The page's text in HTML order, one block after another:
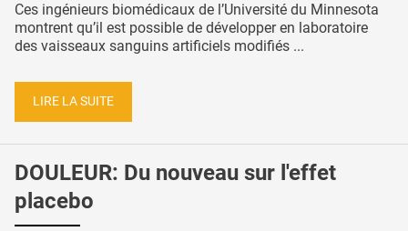
Ces ingénieurs biomédicaux de l’Université du Minnesota
montrent qu’il est possible de développer en laboratoire
des vaisseaux sanguins artificiels modifiés ...
LIRE LA SUITE
DOULEUR: Du nouveau sur l'effet
placebo